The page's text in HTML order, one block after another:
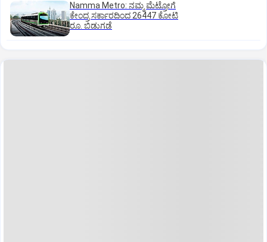
Namma Metro: ನಮ್ಮ ಮೆಟ್ರೋಗೆ
ಕೇಂದ್ರ ಸರ್ಕಾರದಿಂದ 26447 ಕೋಟಿ
ರೂ. ಬಿಡುಗಡೆ